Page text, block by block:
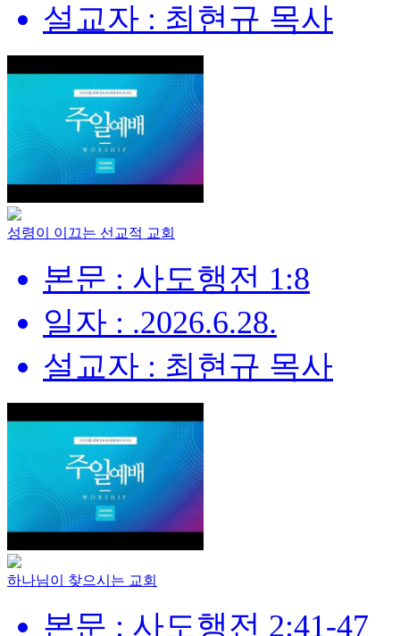
설교자 : 최현규 목사
성령이 이끄는 선교적 교회
본문 : 사도행전 1:8
일자 : .2026.6.28.
설교자 : 최현규 목사
하나님이 찾으시는 교회
본문 : 사도행전 2:41-47